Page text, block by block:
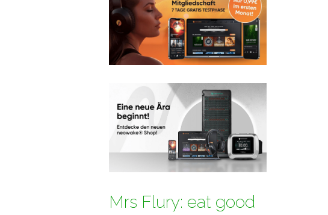
Mrs Flury: eat good